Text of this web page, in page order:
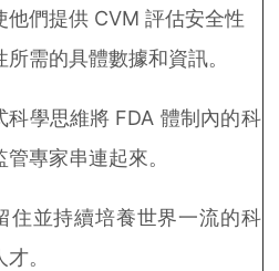
他們提供 CVM 評估安全性
所需的具體數據和資訊。
科學思維將 FDA 體制內的科
專家串連起來。
住並持續培養世界一流的科
。